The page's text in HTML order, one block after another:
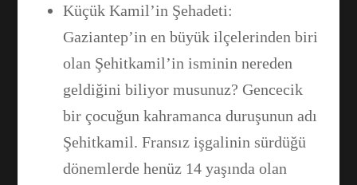
Küçük Kamil’in Şehadeti:
Gaziantep’in en büyük ilçelerinden biri
olan Şehitkamil’in isminin nereden
geldiğini biliyor musunuz? Gencecik
bir çocuğun kahramanca duruşunun adı
Şehitkamil. Fransız işgalinin sürdüğü
dönemlerde henüz 14 yaşında olan